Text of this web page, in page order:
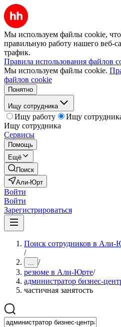
Мы используем файлы cookie,
правильную работу нашего веб-
трафик.
Правила использования файлов
Мы используем файлы cookie.
файлов cookie
Понятно
Ищу сотрудника
Ищу работу
Ищу
Ищу сотрудника
Сервисы
Помощь
Ещё
Поиск
Али-Юрт
Войти
Войти
Зарегистрироваться
Поиск сотрудников в Али-
/
... /
резюме в Али-Юрте/
администратор бизнес-
частичная занятость